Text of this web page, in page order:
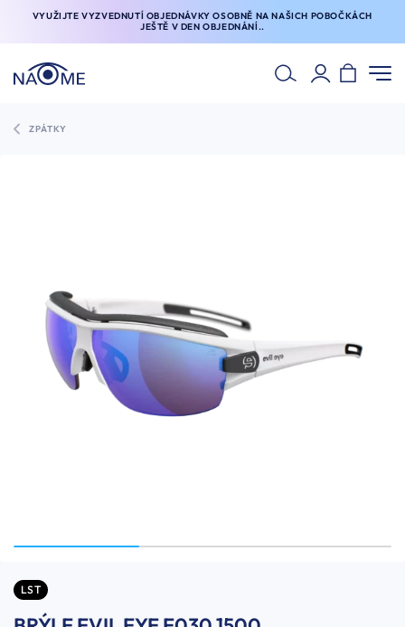
VYUŽIJTE VYZVEDNUTÍ OBJEDNÁVKY OSOBNĚ NA NAŠICH POBOČKÁCH
JEŠTĚ V DEN OBJEDNÁNÍ..
ZPÁTKY
LST